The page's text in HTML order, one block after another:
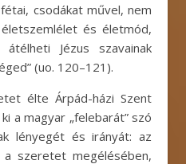
csodákat művel, nem
és életmód,
Jézus szavainak
(uo. 120–121).
élte Árpád-házi Szent
a magyar „felebarát” szó
lényegét és irányát: az
szeretet megélésében,